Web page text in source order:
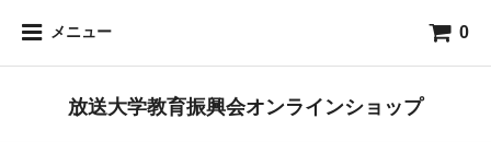
メニュー 0
放送大学教育振興会オンラインショップ